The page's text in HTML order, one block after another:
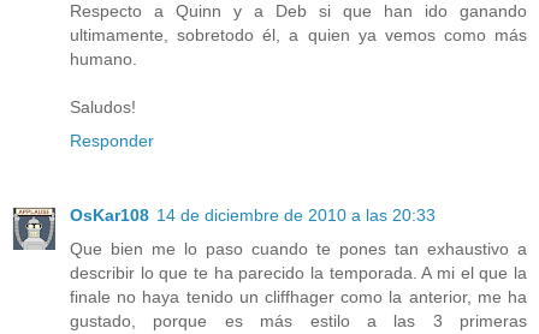
Respecto a Quinn y a Deb si que han ido ganando
ultimamente, sobretodo él, a quien ya vemos como más
humano.
Saludos!
Responder
OsKar108 14 de diciembre de 2010 a las 20:33
Que bien me lo paso cuando te pones tan exhaustivo a
describir lo que te ha parecido la temporada. A mi el que la
finale no haya tenido un cliffhager como la anterior, me ha
gustado, porque es más estilo a las 3 primeras